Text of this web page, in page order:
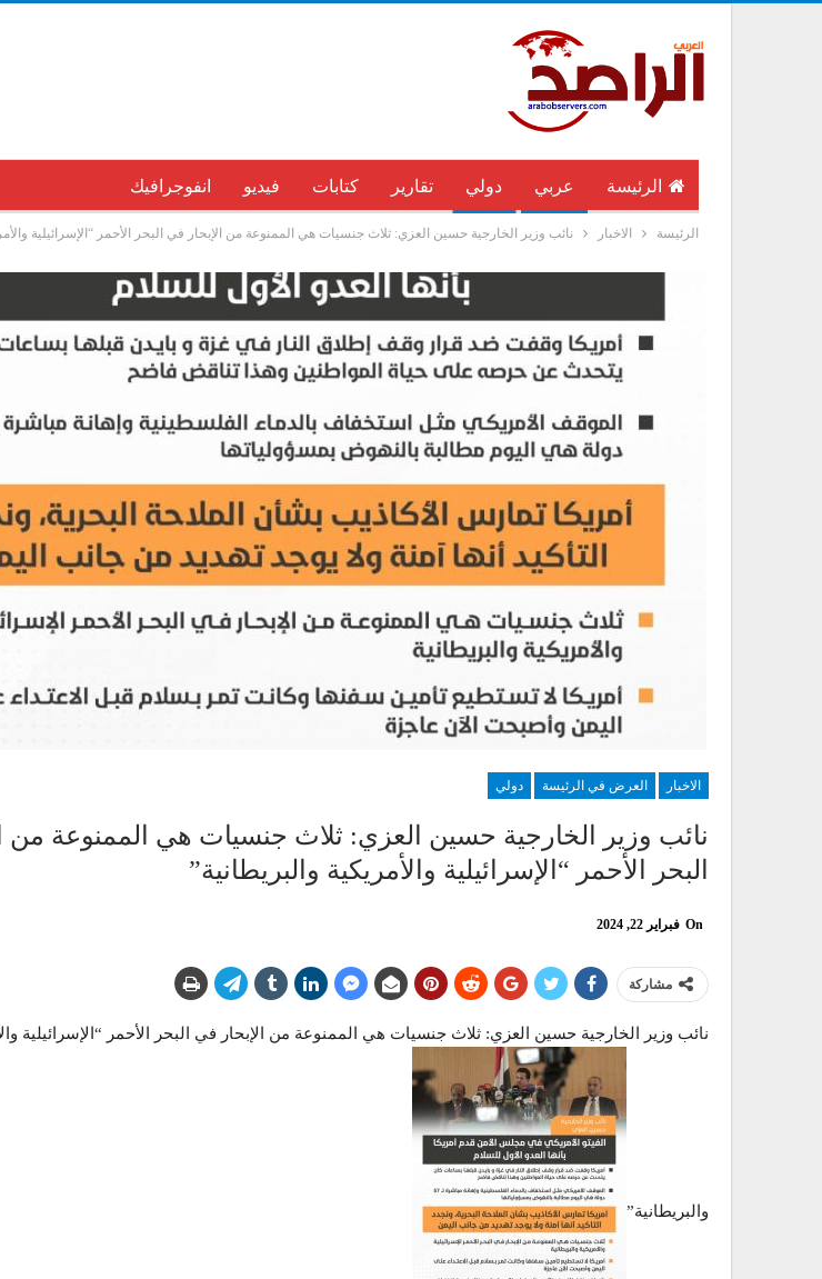
الرئيسة عربي دولي تقارير كتابات فيديو انفوجرافيك
الرئيسة الاخبار نائب وزير الخارجية حسين العزي: ثلاث جنسيات هي الممنوعة من الإبحار في البحر الأحمر “الإسرائيلية
الاخبار العرض في الرئيسة دولي
نائب وزير الخارجية حسين العزي: ثلاث جنسيات هي الممنوعة من
البحر الأحمر “الإسرائيلية والأمريكية والبريطانية”
On فبراير 22, 2024
مشاركة
نائب وزير الخارجية حسين العزي: ثلاث جنسيات هي الممنوعة من الإبحار في البحر الأحمر “الإسرائيلية
والبريطانية”